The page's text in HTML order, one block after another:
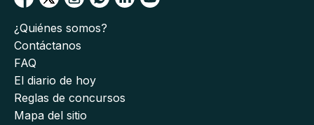
¿Quiénes somos?
Contáctanos
FAQ
El diario de hoy
Reglas de concursos
Mapa del sitio